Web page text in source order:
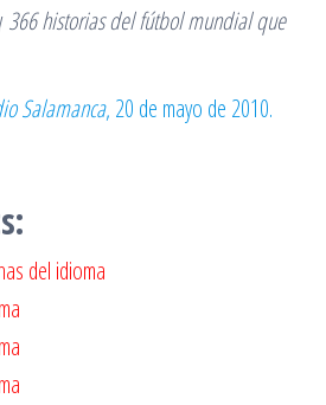
366 historias del fútbol mundial que
Salamanca, 20 de mayo de 2010.
del idioma